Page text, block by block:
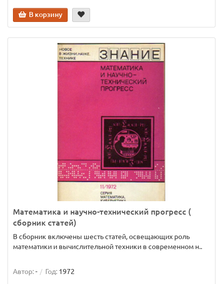
В корзину
Математика и научно-технический прогресс (
сборник статей)
В сборник включены шесть статей, освещающих роль
математики и вычислительной техники в современном н..
Автор:- Год: 1972